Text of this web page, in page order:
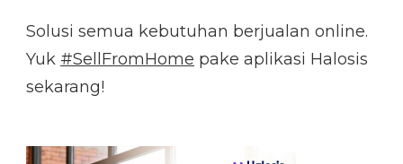
Solusi semua kebutuhan berjualan online.
Yuk #SellFromHome pake aplikasi Halosis
sekarang!